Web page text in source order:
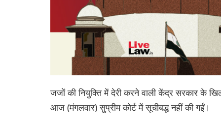
जजों की नियुक्ति में देरी करने वाली केंद्र सरकार के
आज (मंगलवार) सुप्रीम कोर्ट में सूचीबद्ध नहीं की गईं।